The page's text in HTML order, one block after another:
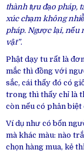
thành tựu đạo pháp,
xúc chạm không
pháp. Ngược lại,
vật”.
Phật dạy tu rất là
mắc thì đồng với
sắc, cái thấy đó có
trong thì thấy chỉ là
còn nếu có phân
Ví dụ như có bốn
mà khác màu: nào
chọn hàng mua, kẻ